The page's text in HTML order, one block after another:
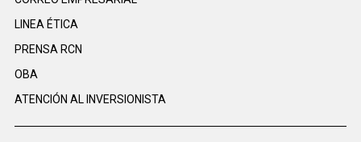
LINEA ÉTICA
PRENSA RCN
OBA
ATENCIÓN AL INVERSIONISTA